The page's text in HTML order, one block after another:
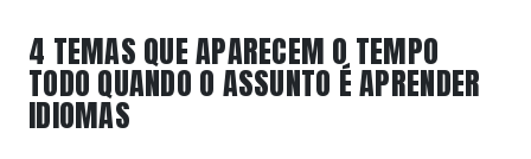
4 TEMAS QUE APARECEM O TEMPO
TODO QUANDO O ASSUNTO É APRENDER
IDIOMAS